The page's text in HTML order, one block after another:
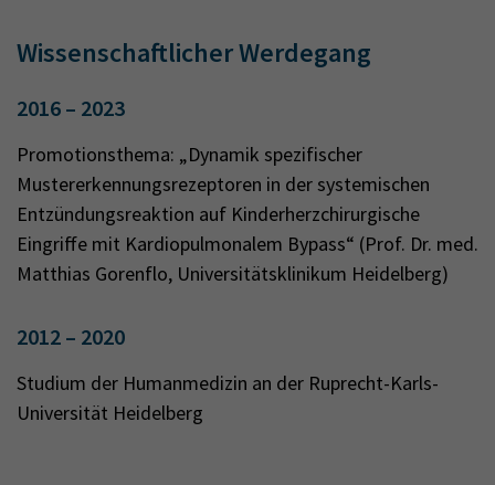
Wissenschaftlicher Werdegang
2016 – 2023
Promotionsthema: „Dynamik spezifischer
Mustererkennungsrezeptoren in der systemischen
Entzündungsreaktion auf Kinderherzchirurgische
Eingriffe mit Kardiopulmonalem Bypass“ (Prof. Dr. med.
Matthias Gorenflo, Universitätsklinikum Heidelberg)
2012 – 2020
Studium der Humanmedizin an der Ruprecht-Karls-
Universität Heidelberg